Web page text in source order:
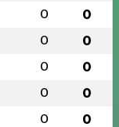
0 0
0 0
0 0
0 0
0 0